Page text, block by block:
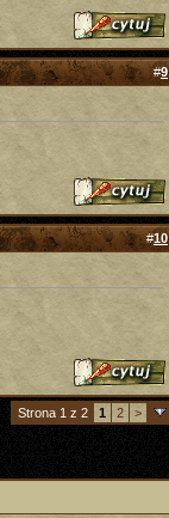
#9
#10
Strona 1 z 2 1 2 >